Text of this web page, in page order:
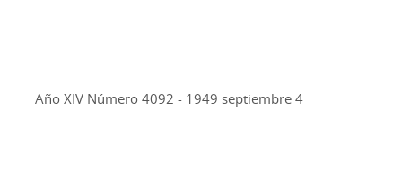
Año XIV Número 4092 - 1949 septiembre 4